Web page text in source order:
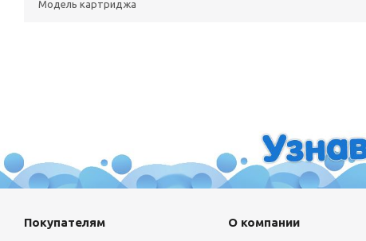
Модель картриджа
Покупателям О компании